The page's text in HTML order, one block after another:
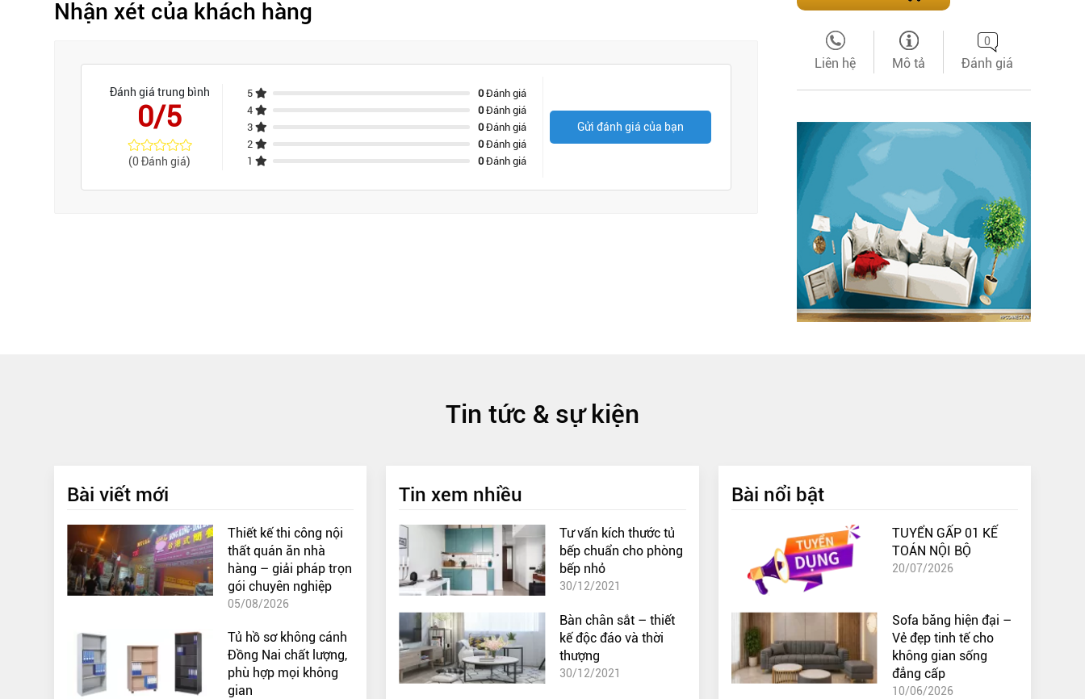
Nhận xét của khách hàng
Đánh giá trung bình
0/5
(0 Đánh giá)
5 0Đánh giá
4
0Đánh giá
3
0Đánh giá
2
0Đánh giá
1
0Đánh giá
Gửi đánh giá của bạn
Liên hệ Mô tả
0
Đánh giá
Tin tức & sự kiện
Bài viết mới
Thiết kế thi công nội
thất quán ăn nhà
hàng – giải pháp trọn
gói chuyên nghiệp
05/08/2026
Tủ hồ sơ không cánh
Đồng Nai chất lượng,
phù hợp mọi không
gian
Tin xem nhiều
Tư vấn kích thước tủ
bếp chuẩn cho phòng
bếp nhỏ
30/12/2021
Bàn chân sắt – thiết
kế độc đáo và thời
thượng
30/12/2021
Bài nổi bật
TUYỂN GẤP 01 KẾ
TOÁN NỘI BỘ
20/07/2026
Sofa băng hiện đại –
Vẻ đẹp tinh tế cho
không gian sống
đẳng cấp
10/06/2026